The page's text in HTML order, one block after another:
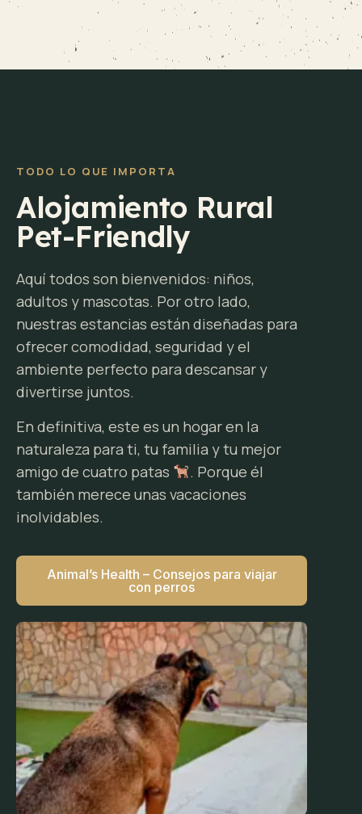
TODO LO QUE IMPORTA
Alojamiento Rural
Pet-Friendly
Aquí todos son bienvenidos: niños,
adultos y mascotas. Por otro lado,
nuestras estancias están diseñadas para
ofrecer comodidad, seguridad y el
ambiente perfecto para descansar y
divertirse juntos.
En definitiva, este es un hogar en la
naturaleza para ti, tu familia y tu mejor
amigo de cuatro patas
. Porque él
también merece unas vacaciones
inolvidables.
Animal’s Health – Consejos para viajar
con perros